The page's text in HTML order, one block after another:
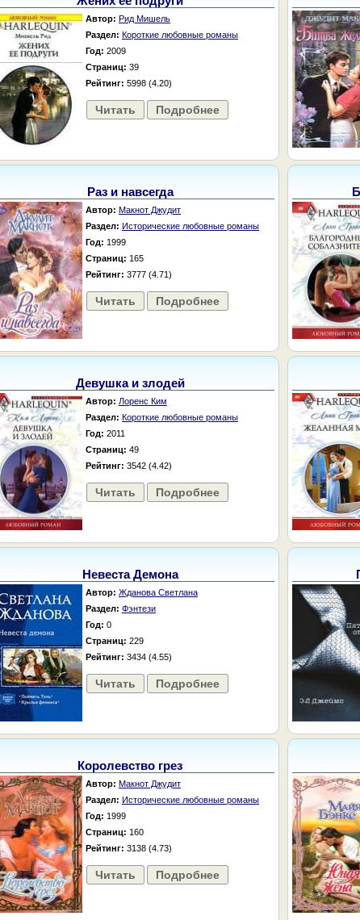
Автор: Рид Мишель
Раздел: Короткие любовные романы
Год: 2009
Страниц: 39
Рейтинг: 5998 (4.20)
Читать Подробнее
Раз и навсегда
Автор: Макнот Джудит
Раздел: Исторические любовные романы
Год: 1999
Страниц: 165
Рейтинг: 3777 (4.71)
Читать Подробнее
Девушка и злодей
Автор: Лоренс Ким
Раздел: Короткие любовные романы
Год: 2011
Страниц: 49
Рейтинг: 3542 (4.42)
Читать Подробнее
Невеста Демона
Автор: Жданова Светлана
Раздел: Фэнтези
Год: 0
Страниц: 229
Рейтинг: 3434 (4.55)
Читать Подробнее
Королевство грез
Автор: Макнот Джудит
Раздел: Исторические любовные романы
Год: 1999
Страниц: 160
Рейтинг: 3138 (4.73)
Читать Подробнее